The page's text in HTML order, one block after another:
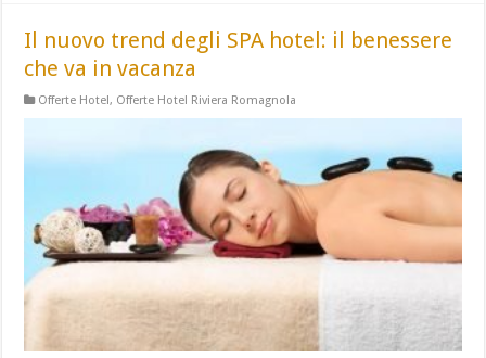
Il nuovo trend degli SPA hotel: il benessere
che va in vacanza
Offerte Hotel, Offerte Hotel Riviera Romagnola